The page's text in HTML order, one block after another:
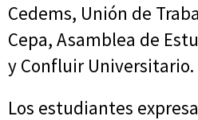
Cedems, Unión de
Cepa, Asamblea de
y Confluir Universitario.
Los estudiantes